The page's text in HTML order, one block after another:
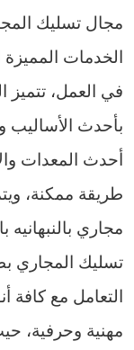
مجال تسليك
الخدمات المميزة
في العمل،
بأحدث الأساليب
أحدث المعدات
طريقة ممكنة،
مجاري بالنبهانيه
تسليك المجاري
التعامل مع كافة
مهنية وحرفية،